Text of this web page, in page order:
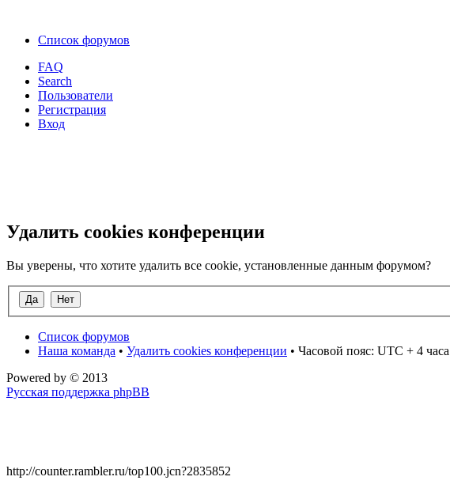
Список форумов
FAQ
Search
Пользователи
Регистрация
Вход
Удалить cookies конференции
Вы уверены, что хотите удалить все cookie, установленные данным форумом?
Список форумов
Наша команда • Удалить cookies конференции • Часовой пояс: UTC + 4 часа
Powered by © 2013
Русская поддержка phpBB
http://counter.rambler.ru/top100.jcn?2835852